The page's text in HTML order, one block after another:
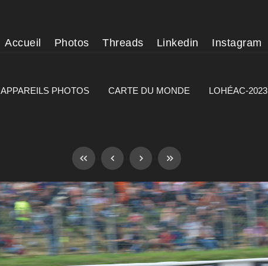
Accueil Photos Threads Linkedin Instagram
APPAREILS PHOTOS CARTE DU MONDE LOHÉAC-2023